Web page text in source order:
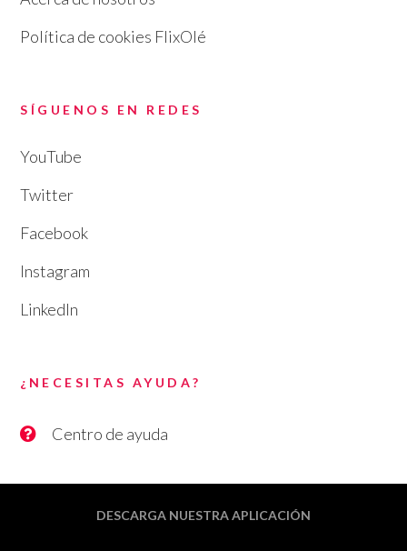
Política de cookies FlixOlé
SÍGUENOS EN REDES
YouTube
Twitter
Facebook
Instagram
LinkedIn
¿NECESITAS AYUDA?
Centro de ayuda
DESCARGA NUESTRA APLICACIÓN